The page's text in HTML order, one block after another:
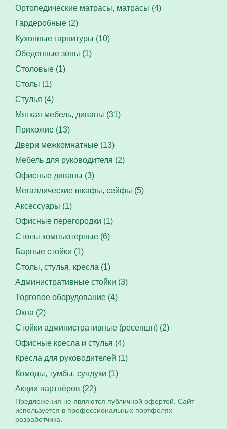
Ортопедические матрасы, матрасы (4)
Гардеробные (2)
Кухонные гарнитуры (10)
Обеденные зоны (1)
Столовые (1)
Столы (1)
Стулья (4)
Мягкая мебель, диваны (31)
Прихожие (13)
Двери межкомнатные (13)
Мебель для руководителя (2)
Офисные диваны (3)
Металлические шкафы, сейфы (5)
Аксессуары (1)
Офисные перегородки (1)
Столы компьютерные (6)
Барные стойки (1)
Столы, стулья, кресла (1)
Административные стойки (3)
Торговое оборудование (4)
Окна (2)
Стойки административные (ресепшн) (2)
Офисные кресла и стулья (4)
Кресла для руководителей (1)
Комоды, тумбы, сундуки (1)
Акции партнёров (22)
Предложения не являются публичной офертой. Сайт
используется в профессиональных портфелях
разработчика.